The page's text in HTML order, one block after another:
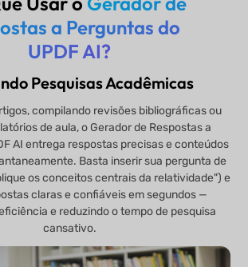
a Perguntas do
UPDF AI?
Pesquisas Acadêmicas
compilando revisões bibliográficas ou
de aula, o Gerador de Respostas a
AI entrega respostas precisas e conteúdos
Basta inserir sua pergunta de
os conceitos centrais da relatividade") e
claras e confiáveis em segundos —
e reduzindo o tempo de pesquisa
cansativo.